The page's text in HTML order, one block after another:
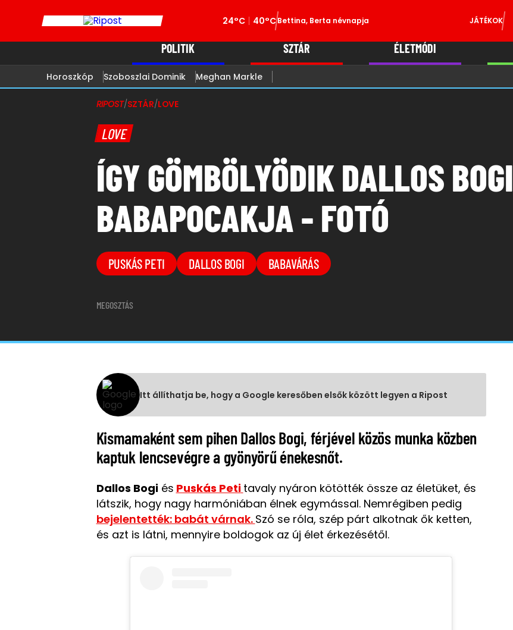
24°C 40°CBettina, Berta névnapja JÁTÉKOK
POLITIK SZTÁR ÉLETMÓDI
Horoszkóp Szoboszlai Dominik Meghan Markle
RIPOST/SZTÁR/LOVE
LOVE
ÍGY GÖMBÖLYÖDIK DALLOS BOGI
BABAPOCAKJA - FOTÓ
PUSKÁS PETI DALLOS BOGI BABAVÁRÁS
MEGOSZTÁS
Itt állíthatja be, hogy a Google keresőben elsők között legyen a Ripost
Kismamaként sem pihen Dallos Bogi, férjével közös munka közben
kaptuk lencsevégre a gyönyörű énekesnőt.
Dallos Bogiés Puskás Peti tavaly nyáron kötötték össze az életüket, és
látszik, hogy nagy harmóniában élnek egymással. Nemrégiben pedig
bejelentették: babát várnak. Szó se róla, szép párt alkotnak ők ketten,
és azt is látni, mennyire boldogok az új élet érkezésétől.